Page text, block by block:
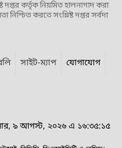
দপ্তর কর্তৃক নিয়মিত হালনাগাদ করা
নিশ্চিত করতে সংশ্লিষ্ট দপ্তর সর্বদা
সাইট-ম্যাপ
যোগাযোগ
৯ আগস্ট, ২০২৬ এ ১৬:৩৫:১৫